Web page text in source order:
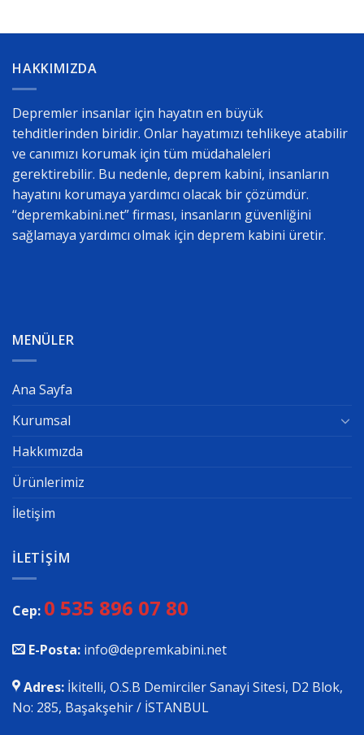
HAKKIMIZDA
Depremler insanlar için hayatın en büyük
tehditlerinden biridir. Onlar hayatımızı tehlikeye atabilir
ve canımızı korumak için tüm müdahaleleri
gerektirebilir. Bu nedenle, deprem kabini, insanların
hayatını korumaya yardımcı olacak bir çözümdür.
“depremkabini.net” firması, insanların güvenliğini
sağlamaya yardımcı olmak için deprem kabini üretir.
MENÜLER
Ana Sayfa
Kurumsal
Hakkımızda
Ürünlerimiz
İletişim
İLETIŞIM
Cep: 0 535 896 07 80
E-Posta: info@depremkabini.net
Adres: İkitelli, O.S.B Demirciler Sanayi Sitesi, D2 Blok,
No: 285, Başakşehir / İSTANBUL